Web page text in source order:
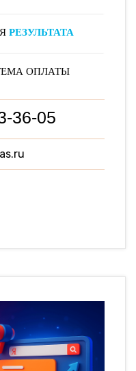
РЕЗУЛЬТАТА
ОПЛАТЫ
36-05